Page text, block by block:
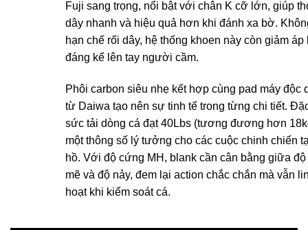
Fuji sang trọng, nổi bật với chân K cỡ lớn, giúp
dây nhanh và hiệu quả hơn khi đánh xa bờ.
hạn chế rối dây, hệ thống khoen này còn giảm áp
đáng kể lên tay người cầm.
Phôi carbon siêu nhẹ kết hợp cùng pad máy độc
từ Daiwa tạo nên sự tinh tế trong từng chi tiết.
sức tải dòng cá đạt 40Lbs (tương đương hơn
một thông số lý tưởng cho các cuộc chinh chiến
hồ. Với độ cứng MH, blank cần cân bằng giữa độ
mẽ và độ nảy, đem lại action chắc chắn mà vẫn
hoạt khi kiểm soát cá.